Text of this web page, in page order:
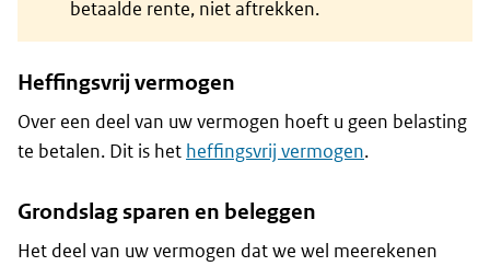
betaalde rente, niet aftrekken.
Heffingsvrij vermogen
Over een deel van uw vermogen hoeft u geen belasting
te betalen. Dit is het heffingsvrij vermogen.
Grondslag sparen en beleggen
Het deel van uw vermogen dat we wel meerekenen